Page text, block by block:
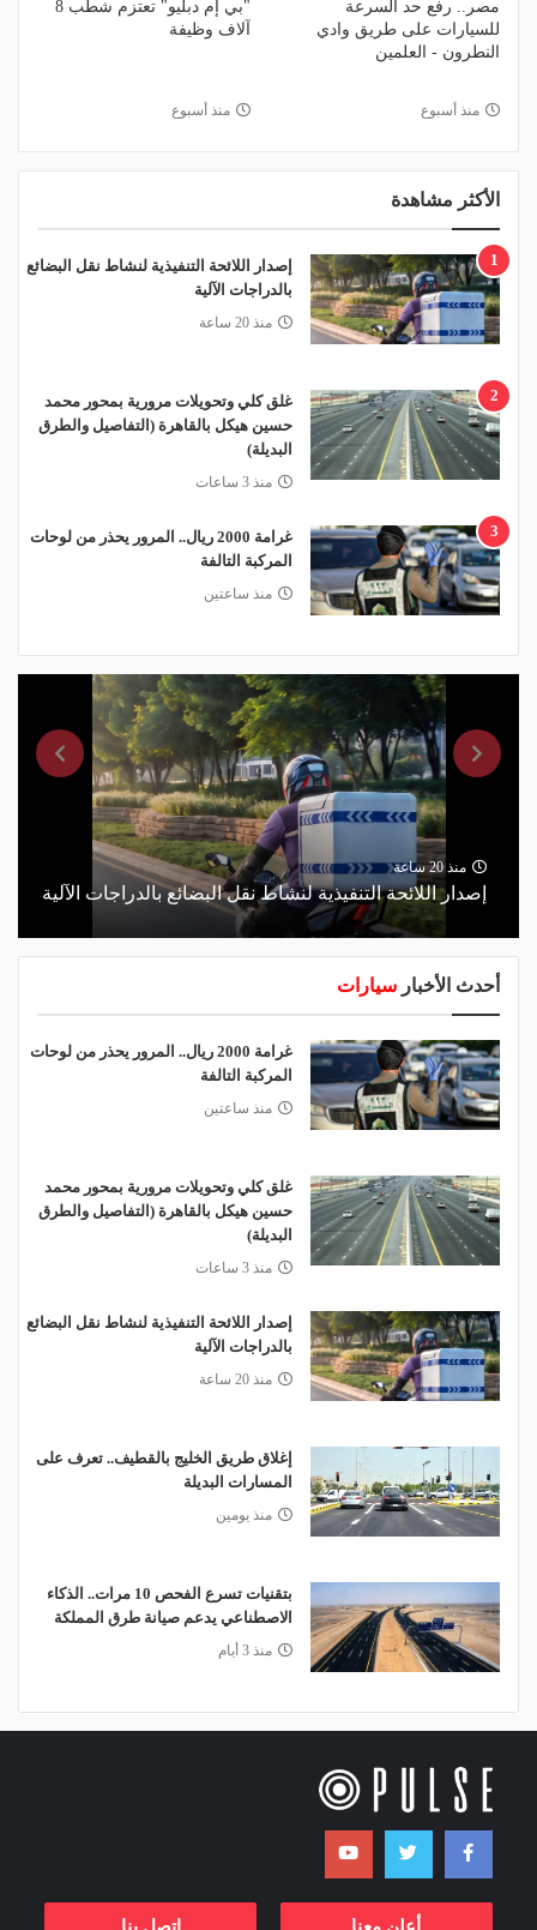
مصر.. رفع حد السرعة
للسيارات على طريق وادي
النطرون - العلمين
منذ أسبوع
"بي إم دبليو" تعتزم شطب 8
آلاف وظيفة
منذ أسبوع
الأكثر مشاهدة
1
إصدار اللائحة التنفيذية لنشاط نقل البضائع
بالدراجات الآلية
منذ 20 ساعة
2
غلق كلي وتحويلات مرورية بمحور محمد
حسين هيكل بالقاهرة (التفاصيل والطرق
البديلة)
منذ 3 ساعات
3
غرامة 2000 ريال.. المرور يحذر من لوحات
المركبة التالفة
منذ ساعتين
منذ 20 ساعة
إصدار اللائحة التنفيذية لنشاط نقل البضائع بالدراجات الآلية
أحدث الأخبار سيارات
غرامة 2000 ريال.. المرور يحذر من لوحات
المركبة التالفة
منذ ساعتين
غلق كلي وتحويلات مرورية بمحور محمد
حسين هيكل بالقاهرة (التفاصيل والطرق
البديلة)
منذ 3 ساعات
إصدار اللائحة التنفيذية لنشاط نقل البضائع
بالدراجات الآلية
منذ 20 ساعة
إغلاق طريق الخليج بالقطيف.. تعرف على
المسارات البديلة
منذ يومين
بتقنيات تسرع الفحص 10 مرات.. الذكاء
الاصطناعي يدعم صيانة طرق المملكة
منذ 3 أيام
أعلن معنا اتصل بنا